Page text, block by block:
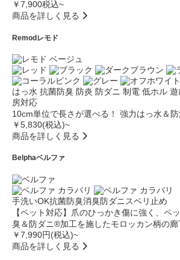
￥7,900税込~
商品を詳しく見る
Remodレモド
はっ水 抗菌防臭 防炎 防ダニ 制電 低ホル 遊
房対応
10cm単位で長さが選べる！ 強力はっ水＆防
￥5,830(税込)~
商品を詳しく見る
Belphaベルファ
手洗いOK抗菌防臭消臭防ダニ スベリ止め
【ペット対応】爪のひっかき傷に強く、ペ
臭＆防ダニ®加工を施したモロッカン柄の廊
￥7,990円(税込)~
商品を詳しく見る